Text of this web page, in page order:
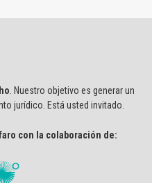
. Nuestro objetivo es generar un
jurídico. Está usted invitado.
con la colaboración de: